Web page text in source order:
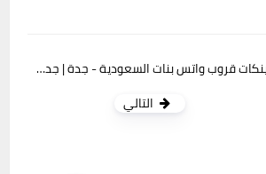
لينكات قروب واتس بنات السعودية - جدة | جداويات للتعارف
التالي